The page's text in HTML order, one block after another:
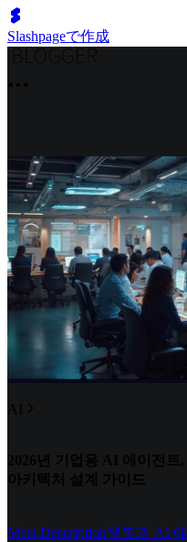
Slashpageで作成
AI
2026년 기업용 AI 에이전
아키텍처 설계 가이드
Meta Description챗봇과 AI